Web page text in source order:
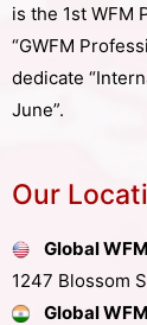
is the 1st WFM
“GWFM
dedicate
June”.
Our
Global
1247 Blossom
Global